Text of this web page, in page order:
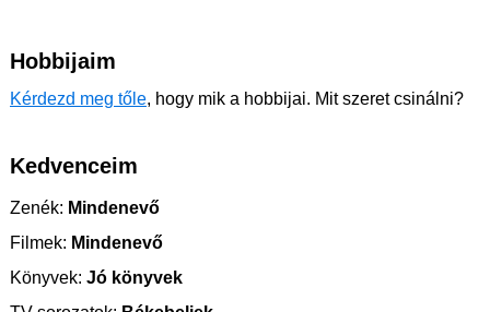
Hobbijaim
Kérdezd meg tőle, hogy mik a hobbijai. Mit szeret csinálni?
Kedvenceim
Zenék: Mindenevő
Filmek: Mindenevő
Könyvek: Jó könyvek